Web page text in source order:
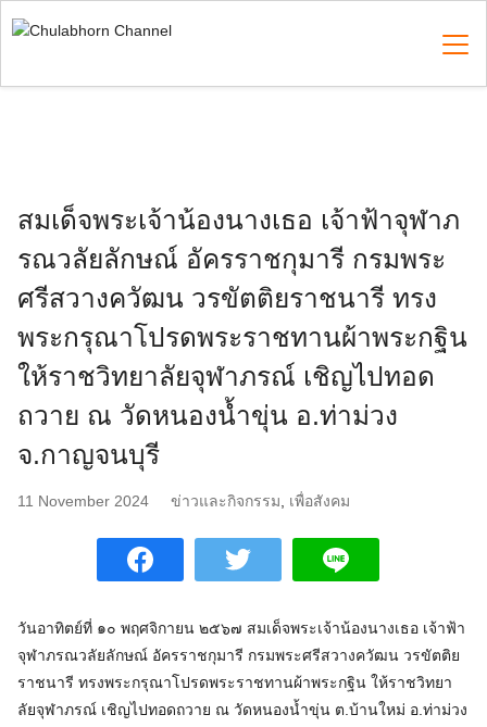
to
สมเด็จพระเจ้าน้องนางเธอ เจ้าฟ้าจุฬาภ
รณวลัยลักษณ์ อัครราชกุมารี กรมพระ
ศรีสวางควัฒน วรขัตติยราชนารี ทรง
พระกรุณาโปรดพระราชทานผ้าพระกฐิน
ให้ราชวิทยาลัยจุฬาภรณ์ เชิญไปทอด
ถวาย ณ วัดหนองน้ำขุ่น อ.ท่าม่วง
จ.กาญจนบุรี
11 November 2024 ข่าวและกิจกรรม เพื่อสังคม
วันอาทิตย์ที่ ๑๐ พฤศจิกายน ๒๕๖๗ สมเด็จพระเจ้าน้องนางเธอ เจ้าฟ้า
จุฬาภรณวลัยลักษณ์ อัครราชกุมารี กรมพระศรีสวางควัฒน วรขัตติย
ราชนารี ทรงพระกรุณาโปรดพระราชทานผ้าพระกฐิน ให้ราชวิทยา
ลัยจุฬาภรณ์ เชิญไปทอดถวาย ณ วัดหนองน้ำขุ่น ต.บ้านใหม่ อ.ท่าม่วง